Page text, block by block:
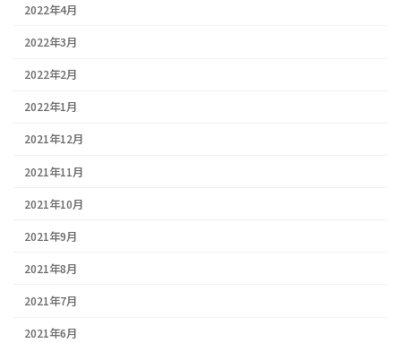
2022年4月
2022年3月
2022年2月
2022年1月
2021年12月
2021年11月
2021年10月
2021年9月
2021年8月
2021年7月
2021年6月